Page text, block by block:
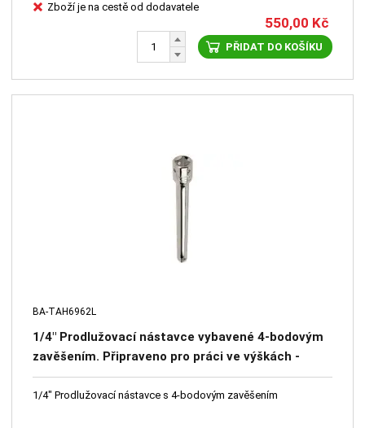
Zboží je na cestě od dodavatele
550,00 Kč
PŘIDAT DO KOŠÍKU
BA-TAH6962L
1/4" Prodlužovací nástavce vybavené 4-bodovým
zavěšením. Připraveno pro práci ve výškách -
systém 4 otvorů - bezpečnostní čep – 355 mm
1/4" Prodlužovací nástavce s 4-bodovým zavěšením